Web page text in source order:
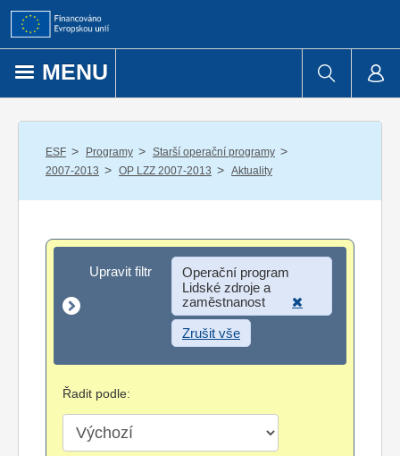
Přejít k obsahu
MENU
ESF / Programy / Starší operační programy /
2007-2013 / OP LZZ 2007-2013 / Aktuality
Upravit filtr
Upravit filtr
Operační program
Lidské zdroje a
zaměstnanost
Zrušit vše
Řadit podle: